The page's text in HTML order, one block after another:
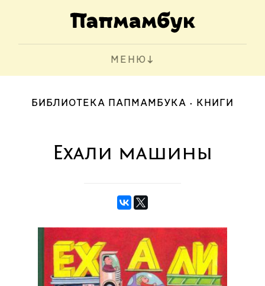
МЕНЮ
БИБЛИОТЕКА ПАПМАМБУКА КНИГИ
Ехали машины